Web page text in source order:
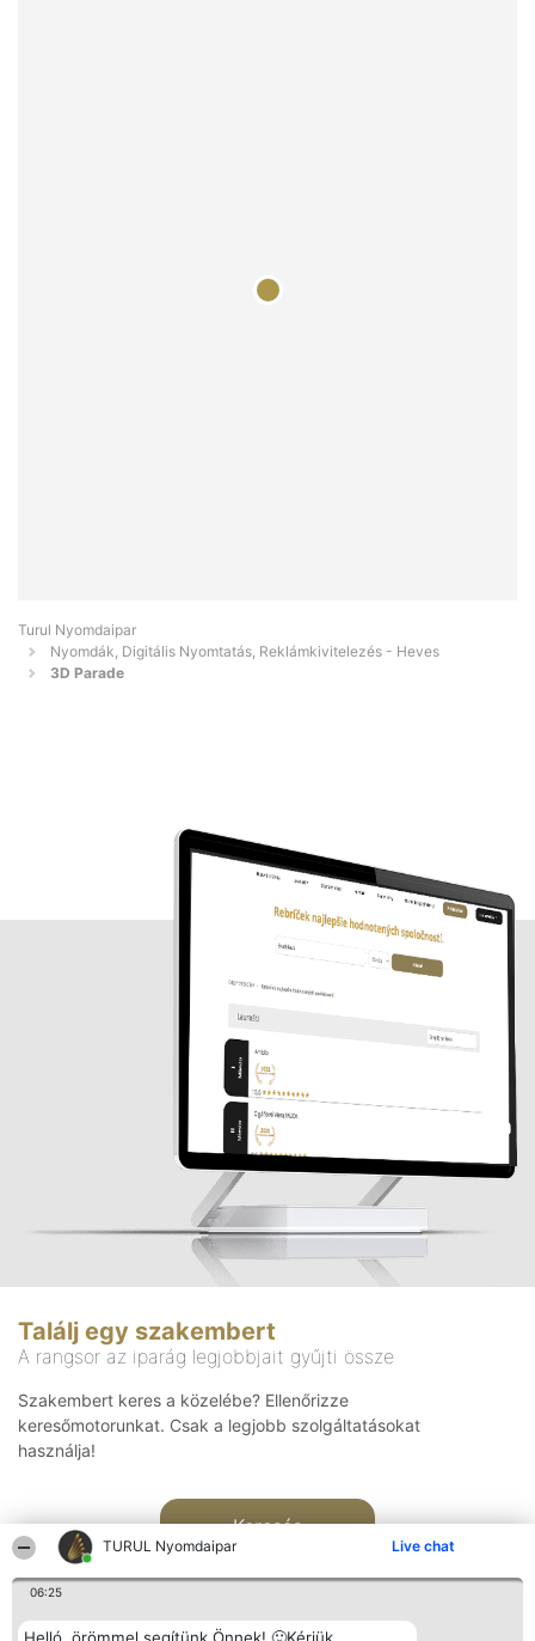
TURUL Nyomdaipar Live chat
06:25
Turul Nyomdaipar
Nyomdák, Digitális Nyomtatás, Reklámkivitelezés - Heves
3D Parade
Találj egy szakembert
A rangsor az iparág legjobbjait gyűjti össze
Szakembert keres a közelébe? Ellenőrizze
keresőmotorunkat. Csak a legjobb szolgáltatásokat
használja!
Keresés